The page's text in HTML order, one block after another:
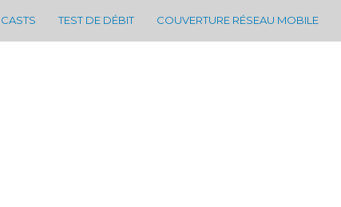
TEST DE DÉBIT COUVERTURE RÉSEAU MOBILE